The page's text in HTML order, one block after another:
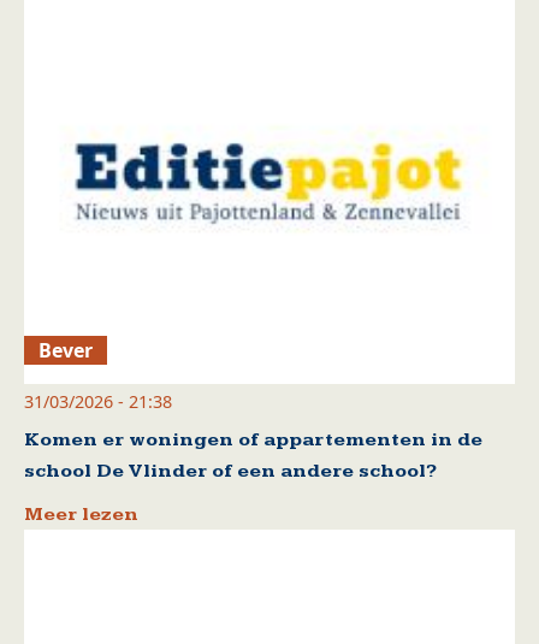
Bever
31/03/2026 - 21:38
Komen er woningen of appartementen in de
school De Vlinder of een andere school?
Meer lezen